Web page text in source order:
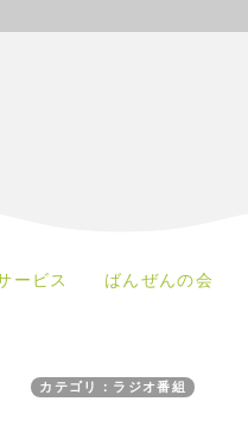
ービス ばんぜんの会
カテゴリ：ラジオ番組